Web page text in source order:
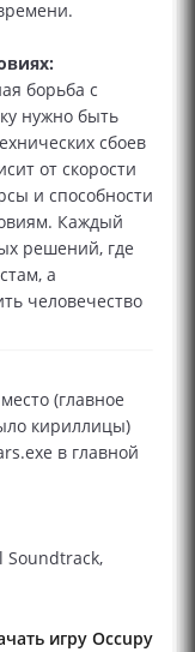
борьба с
нужно быть
сбоев
от скорости
и способности
Каждый
решений, где
а
человечество
(главное
кириллицы)
в главной
Soundtrack,
игру Occupy